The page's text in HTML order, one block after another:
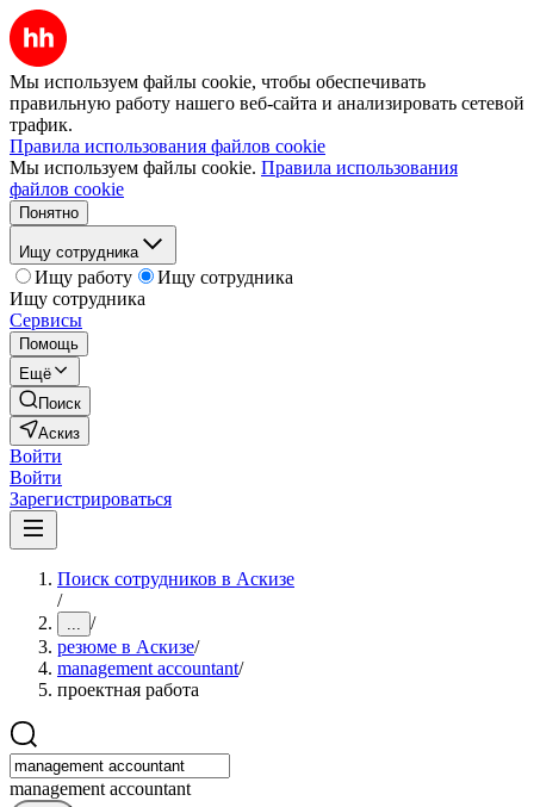
Мы используем файлы cookie, чтобы обеспечивать
правильную работу нашего веб-сайта и анализировать сетевой
трафик.
Правила использования файлов cookie
Мы используем файлы cookie. Правила использования
файлов cookie
Понятно
Ищу сотрудника
Ищу работу
Ищу сотрудника
Ищу сотрудника
Сервисы
Помощь
Ещё
Поиск
Аскиз
Войти
Войти
Зарегистрироваться
Поиск сотрудников в Аскизе
/
... /
резюме в Аскизе/
management accountant/
проектная работа
management accountant